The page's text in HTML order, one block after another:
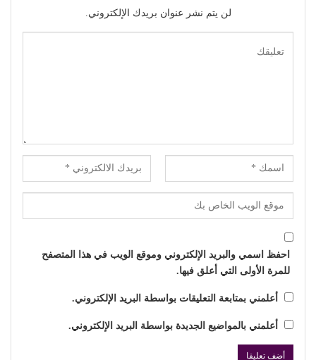
لن يتم نشر عنوان بريدك الإلكتروني.
احفظ اسمي والبريد الإلكتروني وموقع الويب في هذا المتصفح
للمرة الأولى التي أعلق فيها.
أعلمني بمتابعة التعليقات بواسطة البريد الإلكتروني.
أعلمني بالمواضيع الجديدة بواسطة البريد الإلكتروني.